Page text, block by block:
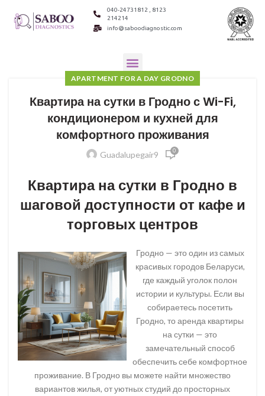
040-24731812 , 8123
214214
info@saboodiagnostic.com
APARTMENT FOR A DAY GRODNO
Квартира на сутки в Гродно с Wi-Fi,
кондиционером и кухней для
комфортного проживания
Guadalupegair9 0
Квартира на сутки в Гродно в
шаговой доступности от кафе и
торговых центров
Гродно — это один из самых
красивых городов Беларуси,
где каждый уголок полон
истории и культуры. Если вы
собираетесь посетить
Гродно, то аренда квартиры
на сутки — это
замечательный способ
обеспечить себе комфортное
проживание. В Гродно вы можете найти множество
вариантов жилья, от уютных студий до просторных